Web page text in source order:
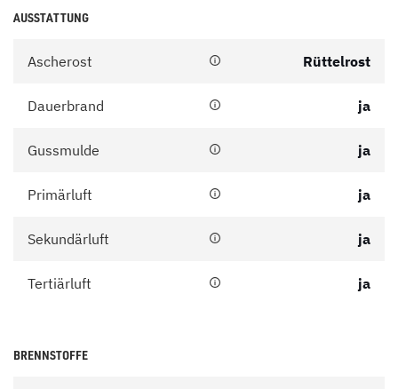
AUSSTATTUNG
Ascherost Rüttelrost
Dauerbrand ja
Gussmulde ja
Primärluft ja
Sekundärluft ja
Tertiärluft ja
BRENNSTOFFE